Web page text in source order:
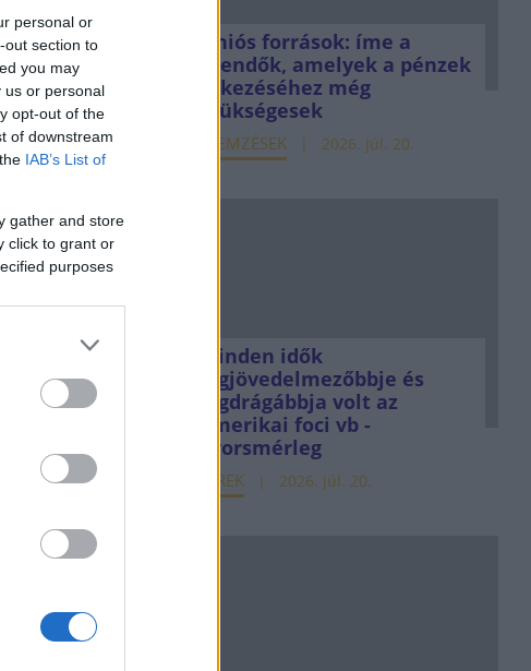
personal or
out section to
you may
us or personal
opt-out of the
of downstream
IAB’s List of
gather and store
click to grant or
purposes
Uniós források: íme a
teendők, amelyek a pénzek
érkezéséhez még
szükségesek
ELEMZÉSEK 2026. júl. 20.
Minden idők
legjövedelmezőbbje és
legdrágábbja volt az
amerikai foci vb -
gyorsmérleg
HÍREK 2026. júl. 20.